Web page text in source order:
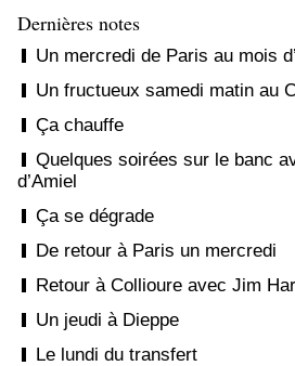
Dernières notes
Un mercredi de Paris au mois
Un fructueux samedi matin au
Ça chauffe
Quelques soirées sur le banc
d’Amiel
Ça se dégrade
De retour à Paris un mercredi
Retour à Collioure avec Jim
Un jeudi à Dieppe
Le lundi du transfert